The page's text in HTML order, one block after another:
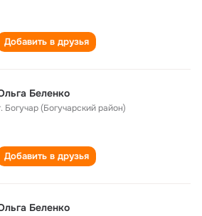
Добавить в друзья
Беленко
Богучар (Богучарский район)
Добавить в друзья
Беленко